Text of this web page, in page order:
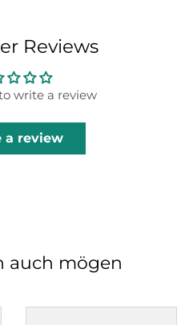
Reviews
write a review
a review
auch mögen